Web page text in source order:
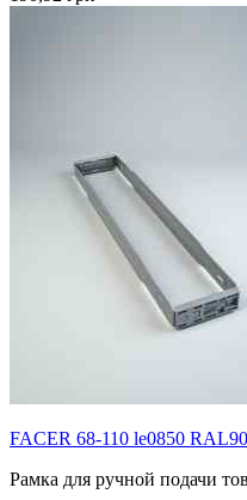
FACER 68-110 le0850
Рамка для ручной подачи